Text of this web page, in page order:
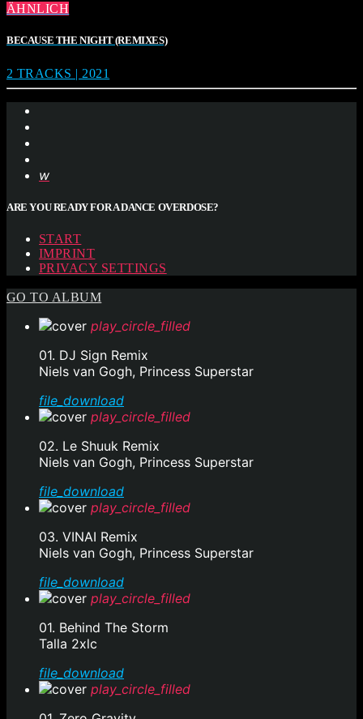
ÄHNLICH
BECAUSE THE NIGHT (REMIXES)
2 TRACKS | 2021
ARE YOU READY FOR A DANCE OVERDOSE?
START
IMPRINT
PRIVACY SETTINGS
GO TO ALBUM
play_circle_filled
01. DJ Sign Remix
Niels van Gogh, Princess Superstar
file_download
play_circle_filled
02. Le Shuuk Remix
Niels van Gogh, Princess Superstar
file_download
play_circle_filled
03. VINAI Remix
Niels van Gogh, Princess Superstar
file_download
play_circle_filled
01. Behind The Storm
Talla 2xlc
file_download
play_circle_filled